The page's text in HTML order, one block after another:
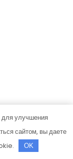
улучшения
сайтом, вы даете
OK